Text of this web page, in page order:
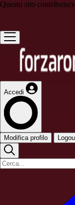
Questo sito
Accedi
Modifica profilo